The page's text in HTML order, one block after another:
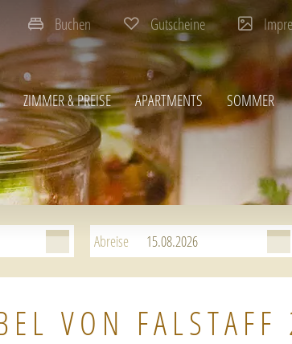
Buchen Gutscheine
ZIMMER & PREISE APARTMENTS SOMMER
Abreise
VON FALSTAFF